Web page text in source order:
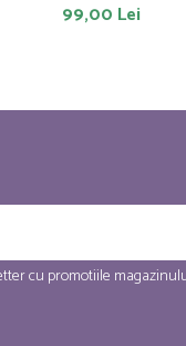
99,00 Lei
cu promotiile